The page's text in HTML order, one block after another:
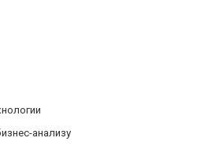
анализу